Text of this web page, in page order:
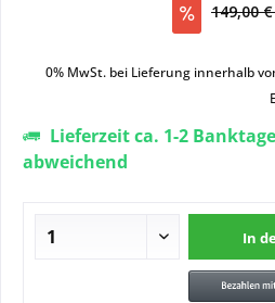
149,00
0% MwSt. bei Lieferung innerhalb
Lieferzeit ca. 1-2
abweichend
In